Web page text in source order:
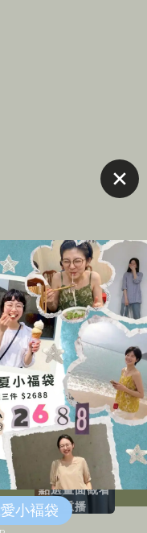
文
變更付款方式。
直播結束
點選畫面觀看
重播